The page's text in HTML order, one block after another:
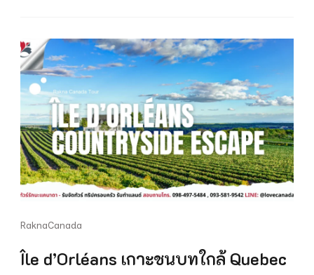
RaknaCanada
Île d’Orléans เกาะชนบทใกล้ Quebec